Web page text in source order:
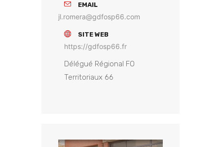
EMAIL
jl.romera@gdfosp66.com
SITE WEB
https://gdfosp66.fr
Délégué Régional FO
Territoriaux 66